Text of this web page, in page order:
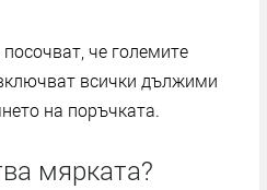
че големите
всички дължими
на поръчката.
мярката?